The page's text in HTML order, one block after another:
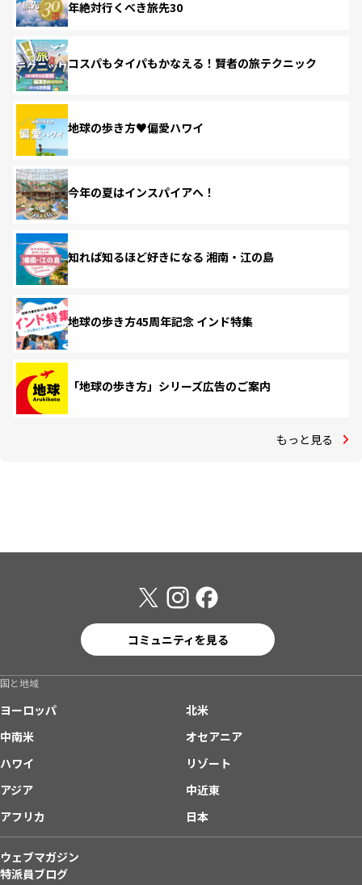
年絶対行くべき旅先30
コスパもタイパもかなえる！賢者の旅テクニック
地球の歩き方♥偏愛ハワイ
今年の夏はインスパイアへ！
知れば知るほど好きになる 湘南・江の島
地球の歩き方45周年記念 インド特集
「地球の歩き方」シリーズ広告のご案内
もっと見る
コミュニティを見る
国と地域
ヨーロッパ
北米
中南米
オセアニア
ハワイ
リゾート
アジア
中近東
アフリカ
日本
ウェブマガジン
特派員ブログ